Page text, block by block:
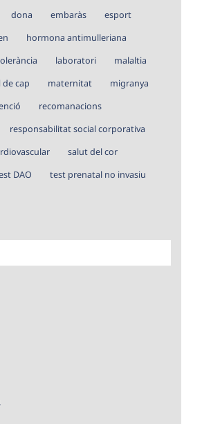
dona embaràs
esport
hormona antimulleriana
laboratori
malaltia
de cap maternitat
migranya
recomanacions
responsabilitat social corporativa
salut del cor
DAO
test prenatal no invasiu